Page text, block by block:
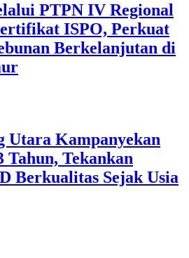
PTPN IV Regional
ISPO, Perkuat
Berkelanjutan di
Utara Kampanyekan
Tekankan
Berkualitas Sejak Usia